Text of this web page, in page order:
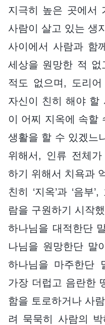
지극히 높은 곳에서
사람이 살고 있는 생
사이에서 사람과 함
세상을 원망한 적
적도 없으며, 도리
자신이 친히 해야 할
이 어찌 지옥에 속할
생활을 할 수 있겠느
위해서, 인류 전체
하기 위해서 치욕과
친히 ‘지옥’과 ‘음부
람을 구원하기 시작
하나님을 대적한단
나님을 원망한단 말
하나님을 마주한단
가장 더럽고 음란한
함을 토로하거나 사
려 묵묵히 사람의